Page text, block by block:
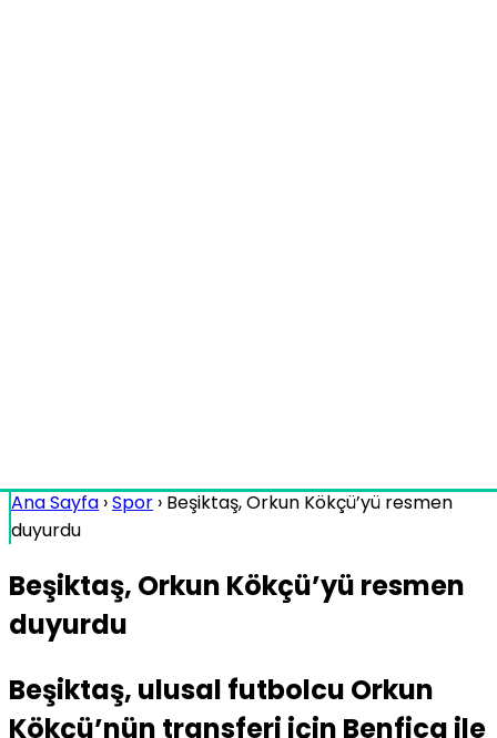
Ana Sayfa ›Spor › Beşiktaş, Orkun Kökçü’yü resmen
duyurdu
Beşiktaş, Orkun Kökçü’yü resmen
duyurdu
Beşiktaş, ulusal futbolcu Orkun
Kökçü’nün transferi için Benfica ile